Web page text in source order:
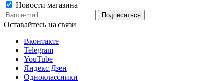
Новости магазина
Оставайтесь на связи
Вконтакте
Telegram
YouTube
Яндекс Дзен
Одноклассники